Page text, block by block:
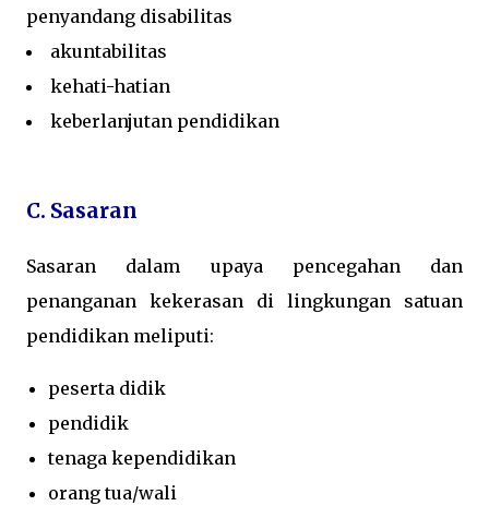
penyandang disabilitas
akuntabilitas
kehati-hatian
keberlanjutan pendidikan
C. Sasaran
Sasaran dalam upaya pencegahan dan
penanganan kekerasan di lingkungan satuan
pendidikan meliputi:
peserta didik
pendidik
tenaga kependidikan
orang tua/wali